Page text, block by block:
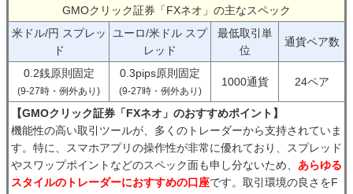
GMOクリック証券「FXネオ」の主なスペック
米ドル/円 スプレッ
ド
ユーロ/米ドル スプ
レッド
最低取引単
位
通貨ペア数
0.2銭原則固定
(9-27時・例外あり)
0.3pips原則固定
(9-27時・例外あり)
1000通貨 24ペア
【GMOクリック証券「FXネオ」のおすすめポイント】
機能性の高い取引ツールが、多くのトレーダーから支持されていま
す。特に、スマホアプリの操作性が非常に優れており、スプレッド
やスワップポイントなどのスペック面も申し分ないため、 あらゆる
スタイルのトレーダーにおすすめの口座です。取引環境の良さをF